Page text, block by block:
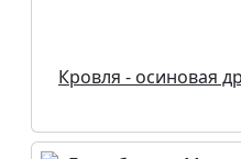
Кровля - осиновая